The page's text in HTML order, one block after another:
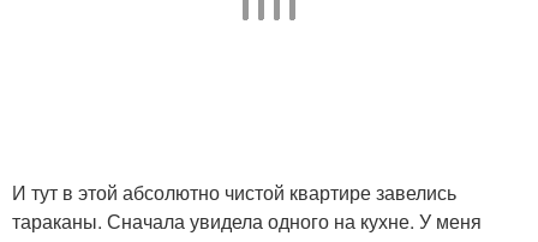
И тут в этой абсолютно чистой квартире завелись
тараканы. Сначала увидела одного на кухне. У меня